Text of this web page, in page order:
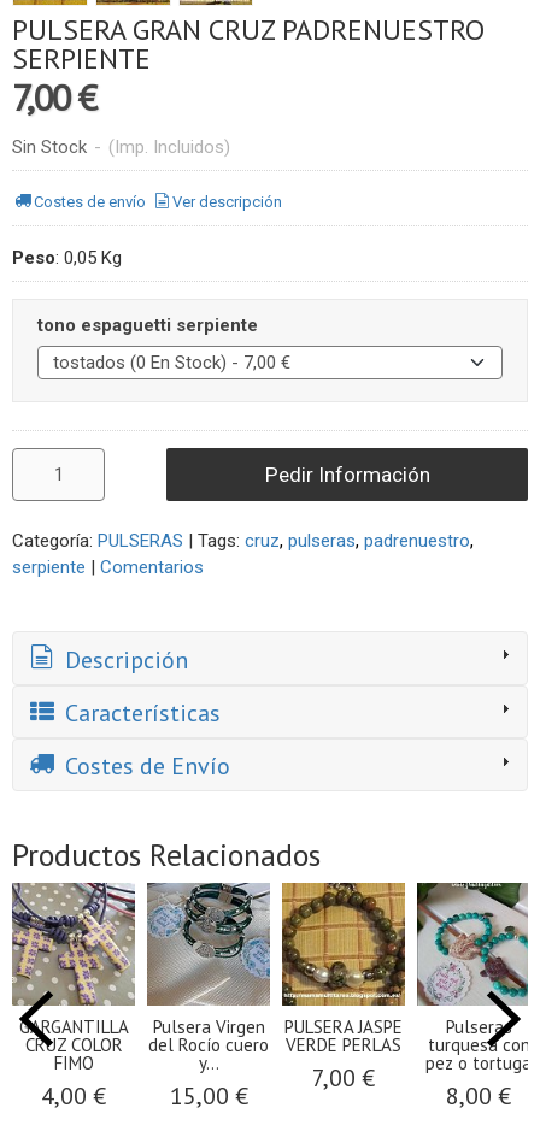
PULSERA GRAN CRUZ PADRENUESTRO
SERPIENTE
7,00 €
Sin Stock - (Imp. Incluidos)
Costes de envío Ver descripción
Peso: 0,05 Kg
tono espaguetti serpiente
Pedir Información
Categoría: PULSERAS | Tags: cruz pulseras padrenuestro
serpiente | Comentarios
Descripción
Características
Costes de Envío
Productos Relacionados
GARGANTILLA
CRUZ COLOR
FIMO
4,00 €
Pulsera Virgen
del Rocío cuero
y...
15,00 €
PULSERA JASPE
VERDE PERLAS
7,00 €
Pulseras
turquesa con
pez o tortuga
8,00 €